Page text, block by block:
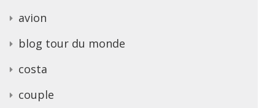
avion
blog tour du monde
costa
couple